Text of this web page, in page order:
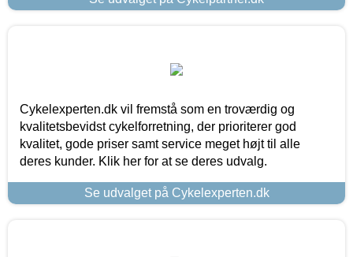
Cykelexperten.dk vil fremstå som en troværdig og
kvalitetsbevidst cykelforretning, der prioriterer god
kvalitet, gode priser samt service meget højt til alle
deres kunder. Klik her for at se deres udvalg.
Se udvalget på Cykelexperten.dk